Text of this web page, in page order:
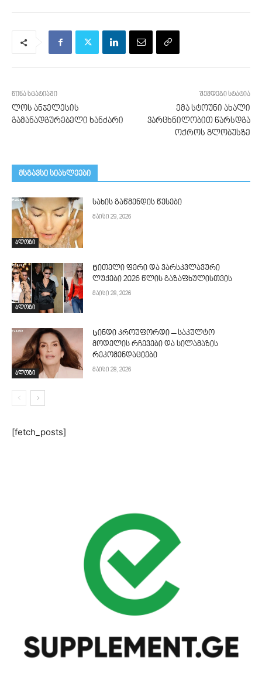
წინა სტატიაში
ლოს ანჯელესის
გამანადგურებელი ხანძარი
შემდეგი სტატია
ემა სტოუნი ახალი
ვარცხნილობით წარსდგა
ოქროს გლობუსზე
მსგავსი სიახლეები
ბლოგი
სახის გაწმენდის წესები
მაისი 29, 2026
ბლოგი
Წითელი ფერი და ვარსკვლავური
ლუქები 2026 წლის გაზაფხულისთვის
მაისი 28, 2026
ბლოგი
Სინდი კროუფორდი – საკულტო
მოდელის რჩევები და სილამაზის
რეკომენდაციები
მაისი 28, 2026
[fetch_posts]